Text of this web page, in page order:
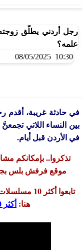
رجل أردني يطلّق
علمه؟
10:30 08/05/2025
في حادثة غريبة، أقدم
بين النساء اللاتي
في الأردن قبل أيام.
موقع فرفش بلس
هنا: أكثر 10 مسلسلات 2025 مشاهدة